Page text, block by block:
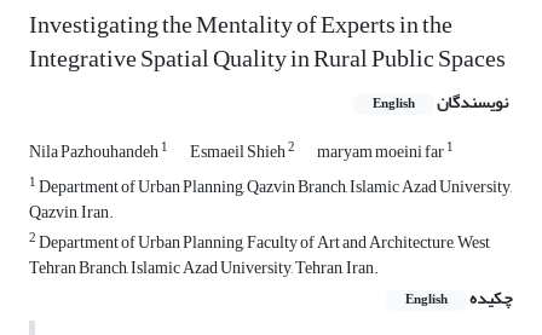
Investigating the Mentality of Experts in the
Integrative Spatial Quality in Rural Public Spaces
نویسندگان English
Nila Pazhouhandeh1 Esmaeil Shieh2 maryam moeini far1
1Department of Urban Planning, Qazvin Branch, Islamic Azad University,
Qazvin, Iran.
2Department of Urban Planning, Faculty of Art and Architecture, West
Tehran Branch, Islamic Azad University, Tehran, Iran.
چکیده
English